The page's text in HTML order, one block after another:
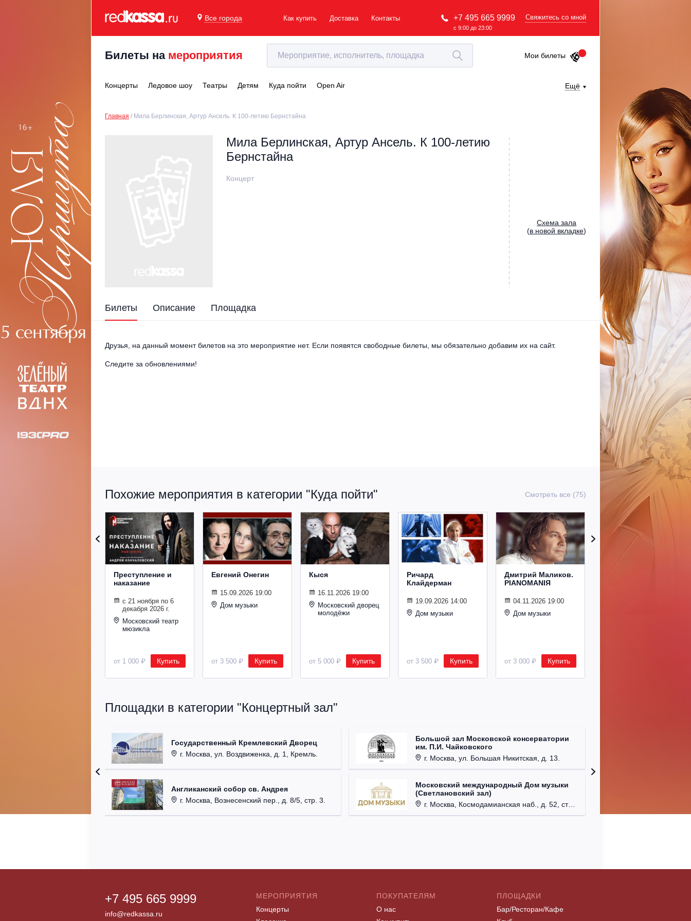
Все города Как купить Доставка Контакты +7 495 665 9999
с 9:00 до 23:00
Свяжитесь со мной
Билеты на мероприятия Мои билеты
Концерты Ледовое шоу Театры Детям Куда пойти Open Air Ещё
Главная Мила Берлинская, Артур Ансель. К 100-летию Бернстайна
Мила Берлинская, Артур Ансель. К 100-летию
Бернстайна
Концерт
Cхема зала
(в новой вкладке)
Билеты Описание Площадка
Друзья, на данный момент билетов на это мероприятие нет. Если появятся свободные билеты, мы обязательно добавим их на сайт.
Следите за обновлениями!
Похожие мероприятия в категории "Куда пойти" Смотреть все (75)
Преступление и
наказание
с 21 ноября по 6
декабря 2026 г.
Московский театр
мюзикла
от 1 000 ₽ Купить
Евгений Онегин
15.09.2026 19:00
Дом музыки
от 3 500 ₽ Купить
Кыся
16.11.2026 19:00
Московский дворец
молодёжи
от 5 000 ₽ Купить
Ричард
Клайдерман
19.09.2026 14:00
Дом музыки
от 3 500 ₽ Купить
Дмитрий Маликов.
PIANOMANIЯ
04.11.2026 19:00
Дом музыки
от 3 000 ₽ Купить
Площадки в категории "Концертный зал"
Государственный Кремлевский Дворец
г. Москва, ул. Воздвиженка, д. 1, Кремль.
Англиканский собор св. Андрея
г. Москва, Вознесенский пер., д. 8/5, стр. 3.
Большой зал Московской консерватории
им. П.И. Чайковского
г. Москва, ул. Большая Никитская, д. 13.
Московский международный Дом музыки
(Светлановский зал)
г. Москва, Космодамианская наб., д. 52, стр. 8.
+7 495 665 9999
info@redkassa.ru
МЕРОПРИЯТИЯ
Концерты
ПОКУПАТЕЛЯМ
О нас
ПЛОЩАДКИ
Бар/Ресторан/Кафе